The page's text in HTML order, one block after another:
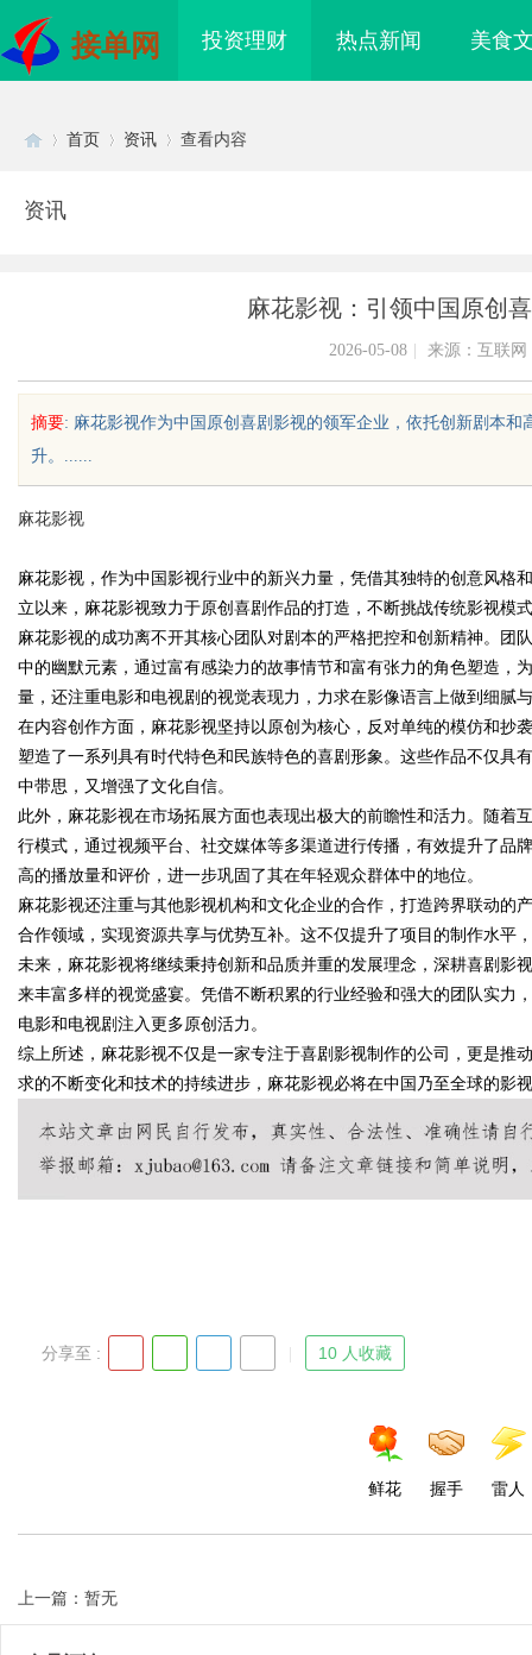
接单网 投资理财 热点新闻 美食
uz
!
首页 资讯 查看内容
资讯
麻花影视：引领中国原创
2026-05-08 来源：互联网
摘要: 麻花影视作为中国原创喜剧影视的领军企业，依托创新剧本
升。......
麻花影视
麻花影视，作为中国影视行业中的新兴力量，凭借其独特的创意风格
立以来，麻花影视致力于原创喜剧作品的打造，不断挑战传统影视模
麻花影视的成功离不开其核心团队对剧本的严格把控和创新精神。团
中的幽默元素，通过富有感染力的故事情节和富有张力的角色塑造，
量，还注重电影和电视剧的视觉表现力，力求在影像语言上做到细腻
在内容创作方面，麻花影视坚持以原创为核心，反对单纯的模仿和抄
塑造了一系列具有时代特色和民族特色的喜剧形象。这些作品不仅具
中带思，又增强了文化自信。
此外，麻花影视在市场拓展方面也表现出极大的前瞻性和活力。随着
行模式，通过视频平台、社交媒体等多渠道进行传播，有效提升了品
高的播放量和评价，进一步巩固了其在年轻观众群体中的地位。
麻花影视还注重与其他影视机构和文化企业的合作，打造跨界联动的
合作领域，实现资源共享与优势互补。这不仅提升了项目的制作水平
未来，麻花影视将继续秉持创新和品质并重的发展理念，深耕喜剧影
来丰富多样的视觉盛宴。凭借不断积累的行业经验和强大的团队实力
电影和电视剧注入更多原创活力。
综上所述，麻花影视不仅是一家专注于喜剧影视制作的公司，更是推
求的不断变化和技术的持续进步，麻花影视必将在中国乃至全球的影
分享至 : 10 人收藏
鲜花 握手 雷人
上一篇：暂无
实验室，标准化研